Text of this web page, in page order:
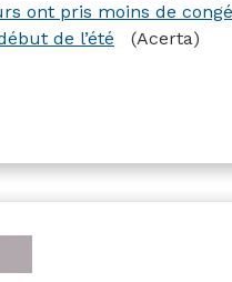
ont pris moins de
de l’été
(Acerta)